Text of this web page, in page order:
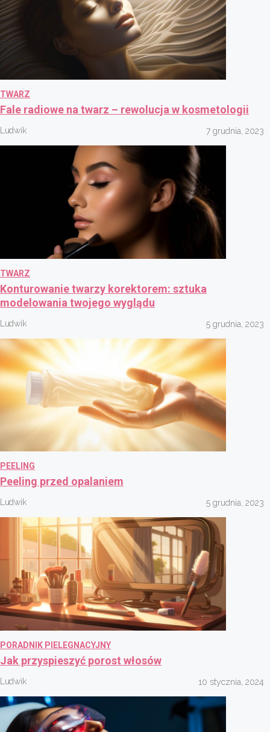
TWARZ
Fale radiowe na twarz – rewolucja w kosmetologii
Ludwik 7 grudnia, 2023
TWARZ
Konturowanie twarzy korektorem: sztuka
modelowania twojego wyglądu
Ludwik 5 grudnia, 2023
PEELING
Peeling przed opalaniem
Ludwik 5 grudnia, 2023
PORADNIK PIELEGNACYJNY
Jak przyspieszyć porost włosów
Ludwik 10 stycznia, 2024